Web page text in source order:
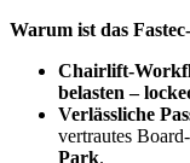
Warum ist das
Chairlift-
belasten –
Verlässliche
vertrautes
Park.